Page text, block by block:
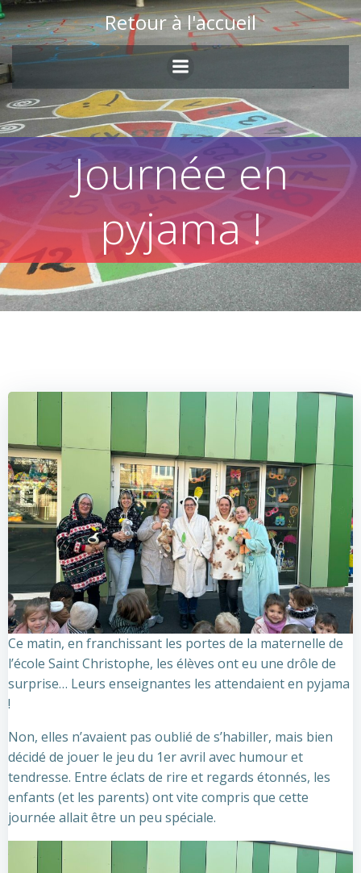
Skip
to
content
Retour à l'accueil
Journée en
pyjama !
Ce matin, en franchissant les portes de la maternelle de
l’école Saint Christophe, les élèves ont eu une drôle de
surprise… Leurs enseignantes les attendaient en pyjama
!
Non, elles n’avaient pas oublié de s’habiller, mais bien
décidé de jouer le jeu du 1er avril avec humour et
tendresse. Entre éclats de rire et regards étonnés, les
enfants (et les parents) ont vite compris que cette
journée allait être un peu spéciale.